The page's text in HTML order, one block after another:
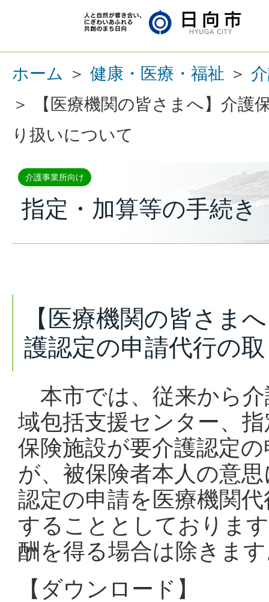
ホーム ＞ 健康・医療・福祉 ＞
＞ 【医療機関の皆さまへ】介
り扱いについて
介護事業所向け
指定・加算等の手続き
【医療機関の皆さま
護認定の申請代行の
本市では、従来から
域包括支援センター、
保険施設が要介護認定
が、 被保険者本人の意
認定の申請を医療機関
することとしておりま
酬を得る場合は除きま
【ダウンロード】